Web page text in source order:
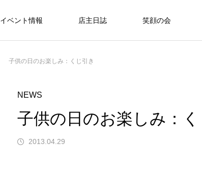
イベント情報 店主日誌 笑顔の会
子供の日のお楽しみ：くじ引き
NEWS
子供の日のお楽しみ：く
2013.04.29